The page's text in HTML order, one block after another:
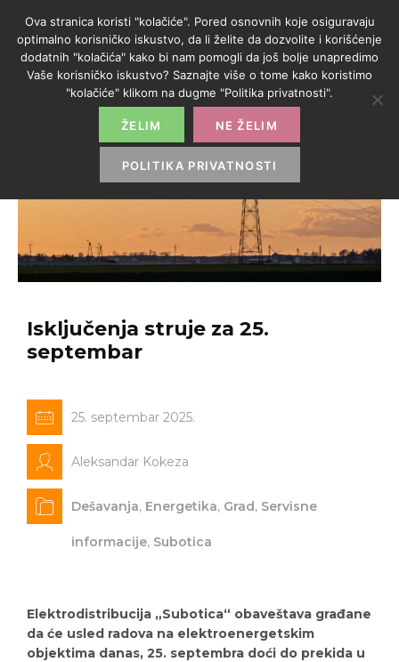
Isključenja struje za 25.
septembar
25. septembar 2025.
Aleksandar Kokeza
Dešavanja, Energetika, Grad, Servisne
informacije, Subotica
Elektrodistribucija „Subotica“ obaveštava građane
da će usled radova na elektroenergetskim
objektima danas, 25. septembra doći do prekida u
Ova stranica koristi "kolačiće". Pored osnovnih koje osiguravaju
optimalno korisničko iskustvo, da li želite da dozvolite i korišćenje
dodatnih "kolačića" kako bi nam pomogli da još bolje unapredimo
Vaše korisničko iskustvo? Saznajte više o tome kako koristimo
"kolačiće" klikom na dugme "Politika privatnosti".
ŽELIM NE ŽELIM
POLITIKA PRIVATNOSTI